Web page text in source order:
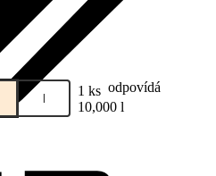
l 1 ks odpovídá
10,000 l